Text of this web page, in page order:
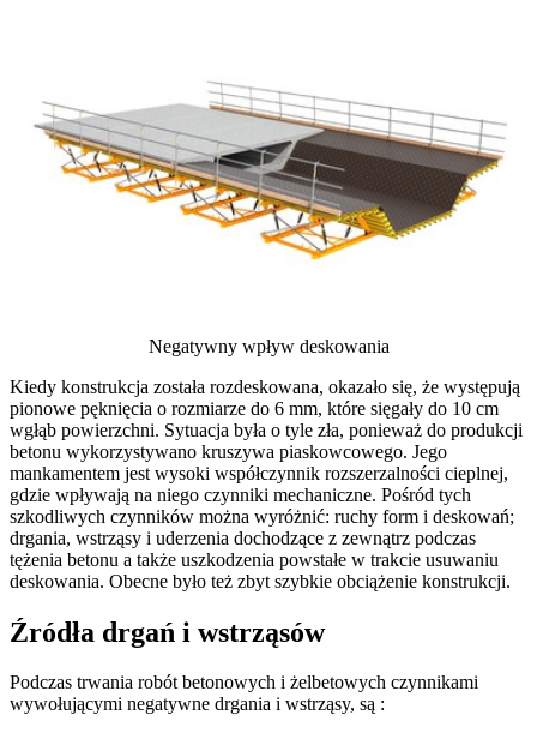
Negatywny wpływ deskowania
Kiedy konstrukcja została rozdeskowana, okazało się, że występują
pionowe pęknięcia o rozmiarze do 6 mm, które sięgały do 10 cm
wgłąb powierzchni. Sytuacja była o tyle zła, ponieważ do produkcji
betonu wykorzystywano kruszywa piaskowcowego. Jego
mankamentem jest wysoki współczynnik rozszerzalności cieplnej,
gdzie wpływają na niego czynniki mechaniczne. Pośród tych
szkodliwych czynników można wyróżnić: ruchy form i deskowań;
drgania, wstrząsy i uderzenia dochodzące z zewnątrz podczas
tężenia betonu a także uszkodzenia powstałe w trakcie usuwaniu
deskowania. Obecne było też zbyt szybkie obciążenie konstrukcji.
Źródła drgań i wstrząsów
Podczas trwania robót betonowych i żelbetowych czynnikami
wywołującymi negatywne drgania i wstrząsy, są :